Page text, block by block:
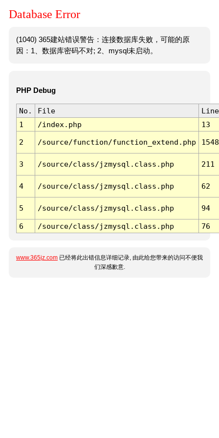
Database Error
(1040) 365建站错误警告：连接数据库失败，可能的原
因：1、数据库密码不对; 2、mysql未启动。
PHP Debug
No. File
Line
1
/index.php 13
2 /source/function/function_extend.php 1548
3 /source/class/jzmysql.class.php 211
4 /source/class/jzmysql.class.php 62
5 /source/class/jzmysql.class.php 94
6 /source/class/jzmysql.class.php 76
www.365jz.com 已经将此出错信息详细记录, 由此给您带来的访问不便我
们深感歉意.